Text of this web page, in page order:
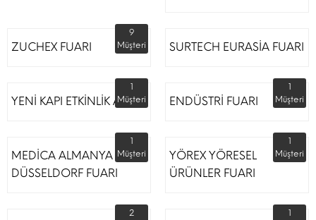
ZUCHEX FUARI
9
Müşteri
SURTECH EURASİA FUARI
YENİ KAPI ETKİNLİK ALANI
1
Müşteri
ENDÜSTRİ FUARI
1
Müşteri
MEDİCA ALMANYA
DÜSSELDORF FUARI
1
Müşteri
YÖREX YÖRESEL
ÜRÜNLER FUARI
1
Müşteri
2
1